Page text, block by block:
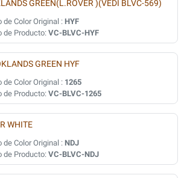
GREEN(L.ROVER )(VEDI BLVC-569)
de Color Original : HYF
de Producto: VC-BLVC-HYF
GREEN HYF
de Color Original : 1265
de Producto: VC-BLVC-1265
WHITE
de Color Original : NDJ
de Producto: VC-BLVC-NDJ